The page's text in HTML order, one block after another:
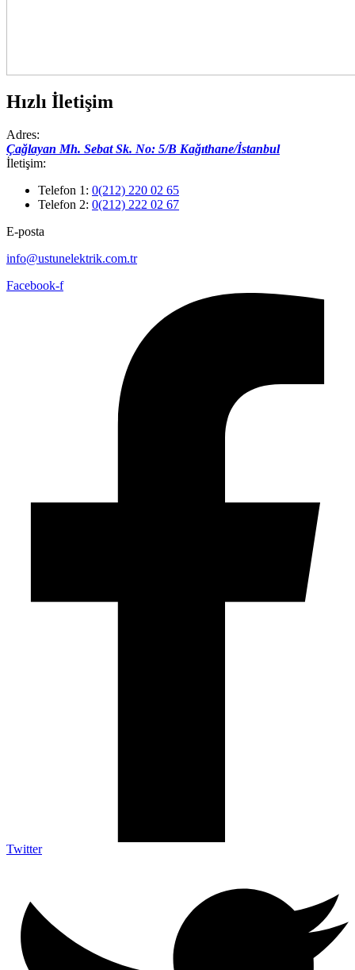
Hızlı İletişim
Adres:
Çağlayan Mh. Sebat Sk. No: 5/B Kağıthane/İstanbul
İletişim:
Telefon 1: 0(212) 220 02 65
Telefon 2: 0(212) 222 02 67
E-posta
info@ustunelektrik.com.tr
Facebook-f
Twitter